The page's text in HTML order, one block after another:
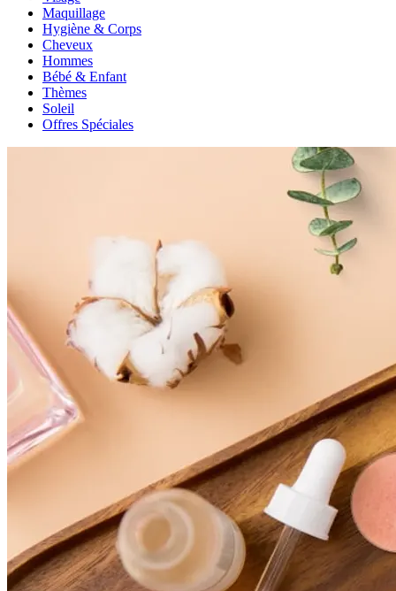
Maquillage
Hygiène & Corps
Cheveux
Hommes
Bébé & Enfant
Thèmes
Soleil
Offres Spéciales